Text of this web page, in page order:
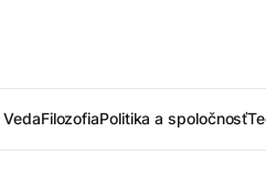
VedaFilozofiaPolitika a spoločnosť